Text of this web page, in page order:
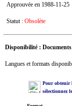
Approuvée en 1988-11-25
Statut : Obsolète
Disponibilité :
Langues et formats
Pour obtenir
sélectionnez